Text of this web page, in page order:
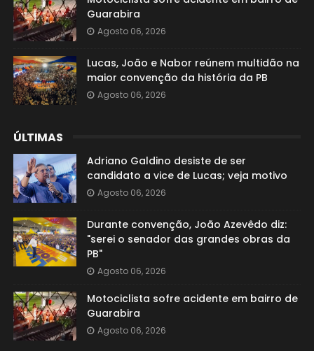
Guarabira
Agosto 06, 2026
Lucas, João e Nabor reúnem multidão na
maior convenção da história da PB
Agosto 06, 2026
ÚLTIMAS
Adriano Galdino desiste de ser
candidato a vice de Lucas; veja motivo
Agosto 06, 2026
Durante convenção, João Azevêdo diz:
"serei o senador das grandes obras da
PB"
Agosto 06, 2026
Motociclista sofre acidente em bairro de
Guarabira
Agosto 06, 2026